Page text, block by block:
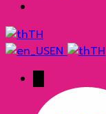
TH
EN
TH